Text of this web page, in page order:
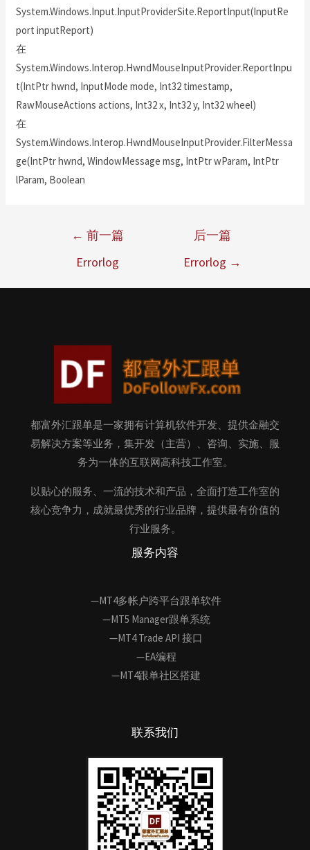
System.Windows.Input.InputProviderSite.ReportInput(InputRe
port inputReport)
在
System.Windows.Interop.HwndMouseInputProvider.ReportInpu
t(IntPtr hwnd, InputMode mode, Int32 timestamp,
RawMouseActions actions, Int32 x, Int32 y, Int32 wheel)
在
System.Windows.Interop.HwndMouseInputProvider.FilterMessa
ge(IntPtr hwnd, WindowMessage msg, IntPtr wParam, IntPtr
lParam, Boolean
← 前一篇
Errorlog
后一篇
Errorlog →
都富外汇跟单是一家拥有计算机软件开发、提供金融交
易解决方案等业务，集开发（主营）、咨询、实施、服
务为一体的互联网高科技工作室。
以贴心的服务、一流的技术和产品，全面打造工作室的
核心竞争力，成就最优秀的行业品牌，提供最有价值的
行业服务。
服务内容
—MT4多帐户跨平台跟单软件
—MT5 Manager跟单系统
—MT4 Trade API 接口
—EA编程
—MT4跟单社区搭建
联系我们